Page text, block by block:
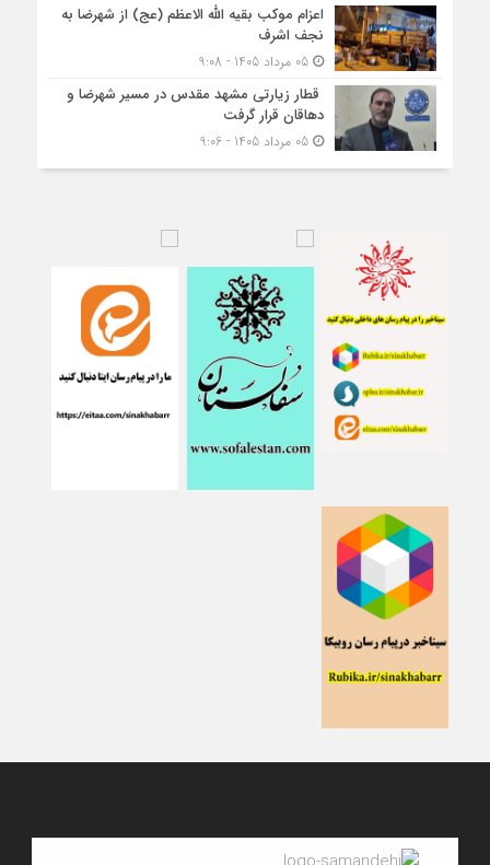
اعزام موکب بقیه الله الاعظم (عج) از شهرضا به
نجف اشرف
05 مرداد 1405 - 9:08
قطار زیارتی مشهد مقدس در مسیر شهرضا و
دهاقان قرار گرفت
05 مرداد 1405 - 9:06